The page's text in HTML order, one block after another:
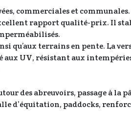
commerciales et communales.
rapport qualité-prix. Il
qu’aux terrains en pente. La
aux UV, résistant aux
des abreuvoirs, passage à la
d’équitation, paddocks,